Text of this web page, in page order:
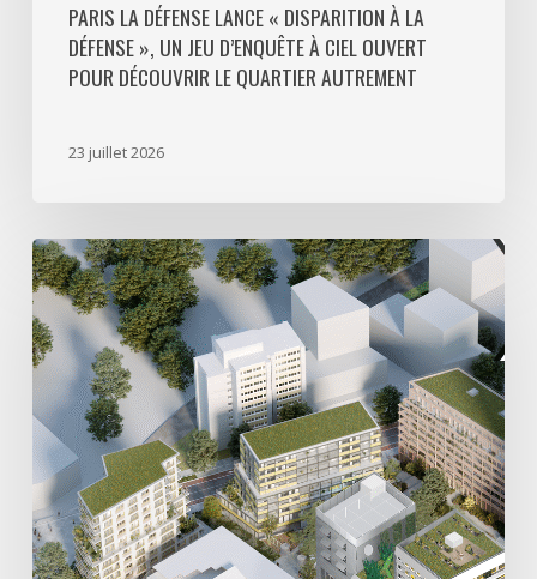
découvrir
quartier
PARIS LA DÉFENSE LANCE « DISPARITION À LA
DÉFENSE », UN JEU D’ENQUÊTE À CIEL OUVERT
POUR DÉCOUVRIR LE QUARTIER AUTREMENT
23 juillet 2026
Avec
5
actes
signés
pour
créer
000
m2
de
programmes